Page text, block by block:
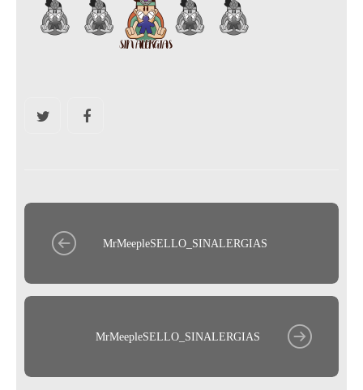
MrMeepleSELLO_SINALERGIAS
MrMeepleSELLO_SINALERGIAS